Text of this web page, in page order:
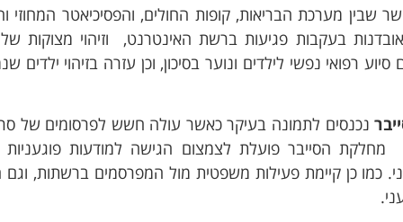
שבין מערכת הבריאות, קופות החולים, והפסיכיאטר המחוזי
בעקבות פגיעות ברשת האינטרנט, וזיהוי מצוקות של
רפואי נפשי לילדים ונוער בסיכון, וכן עזרה בזיהוי ילדים
נכנסים לתמונה בעיקר כאשר עולה חשש לפרסומים של
מחלקת הסייבר פועלת לצמצום הגישה למודעות
כמו כן קיימת פעילות משפטית מול המפרסמים ברשתות,